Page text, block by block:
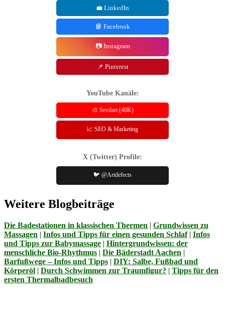
💼 LinkedIn
📘 Facebook
📷 Instagram
📌 Pinterest
YouTube Kanäle:
🎨 Sevilart (40K)
📈 SEO & Marketing
X (Twitter) Profile:
🐦 @Artdefects
Weitere Blogbeiträge
Die Badestationen in klassischen Thermen | Grundwissen zu
Massagen | Infos und Tipps für einen gesunden Schlaf| Infos
und Tipps zur Babymassage | Hintergrundwissen: der
menschliche Bio-Rhythmus | Die Bäderstadt Aachen |
Barfußwege – Infos und Tipps | DIY: Salbe, Fußbad und
Körperöl | Durch Schwimmen zur Traumfigur? | Tipps für den
ersten Thermalbadbesuch